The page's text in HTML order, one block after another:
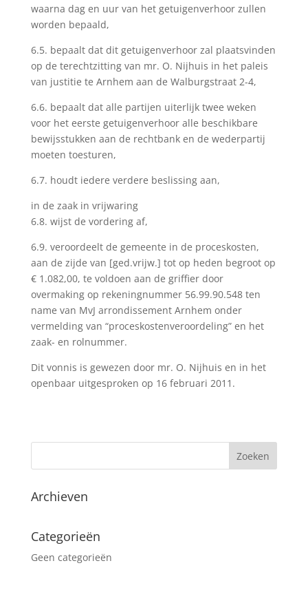
waarna dag en uur van het getuigenverhoor zullen
worden bepaald,
6.5. bepaalt dat dit getuigenverhoor zal plaatsvinden
op de terechtzitting van mr. O. Nijhuis in het paleis
van justitie te Arnhem aan de Walburgstraat 2-4,
6.6. bepaalt dat alle partijen uiterlijk twee weken
voor het eerste getuigenverhoor alle beschikbare
bewijsstukken aan de rechtbank en de wederpartij
moeten toesturen,
6.7. houdt iedere verdere beslissing aan,
in de zaak in vrijwaring
6.8. wijst de vordering af,
6.9. veroordeelt de gemeente in de proceskosten,
aan de zijde van [ged.vrijw.] tot op heden begroot op
€ 1.082,00, te voldoen aan de griffier door
overmaking op rekeningnummer 56.99.90.548 ten
name van MvJ arrondissement Arnhem onder
vermelding van “proceskostenveroordeling” en het
zaak- en rolnummer.
Dit vonnis is gewezen door mr. O. Nijhuis en in het
openbaar uitgesproken op 16 februari 2011.
Archieven
Categorieën
Geen categorieën